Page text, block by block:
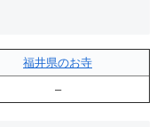
福井県のお寺
–